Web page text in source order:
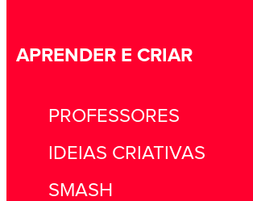
APRENDER E CRIAR
PROFESSORES
IDEIAS CRIATIVAS
SMASH